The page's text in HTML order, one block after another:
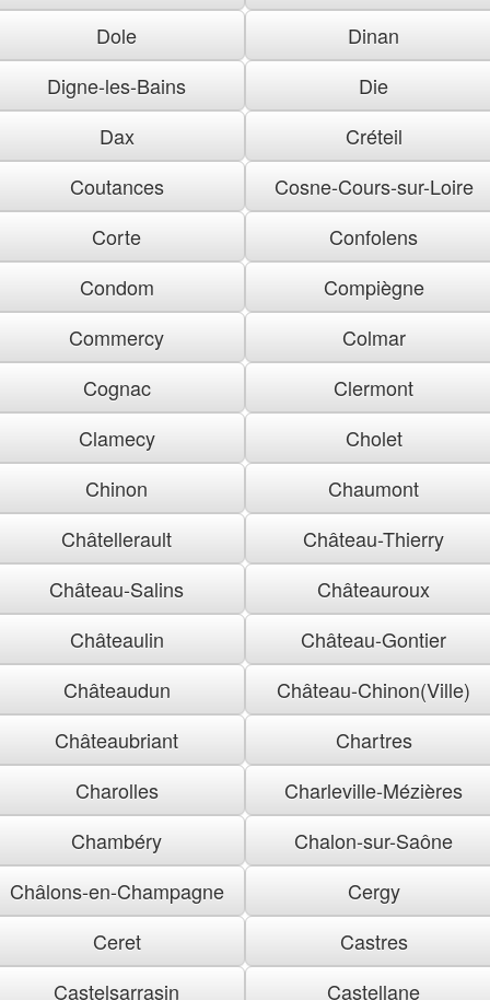
Dole
Dinan
Digne-les-Bains
Die
Dax
Créteil
Coutances
Cosne-Cours-sur-Loire
Corte
Confolens
Condom
Compiègne
Commercy
Colmar
Cognac
Clermont
Clamecy
Cholet
Chinon
Chaumont
Châtellerault
Château-Thierry
Château-Salins
Châteauroux
Châteaulin
Château-Gontier
Châteaudun
Château-Chinon(Ville)
Châteaubriant
Chartres
Charolles
Charleville-Mézières
Chambéry
Chalon-sur-Saône
Châlons-en-Champagne
Cergy
Ceret
Castres
Castelsarrasin
Castellane